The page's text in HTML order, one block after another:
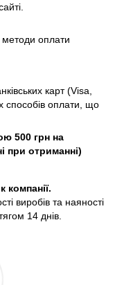
методи оплати
карт (Visa,
способів оплати, що
500 грн на
при отриманні)
компанії.
виробів та наяності
14 днів.